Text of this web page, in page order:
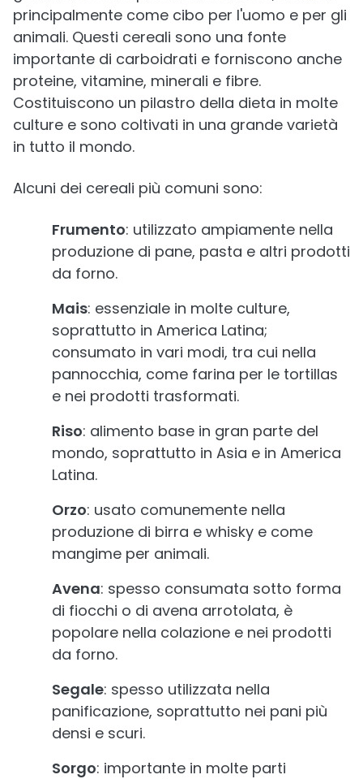
principalmente come cibo per l'uomo e per gli
animali. Questi cereali sono una fonte
importante di carboidrati e forniscono anche
proteine, vitamine, minerali e fibre.
Costituiscono un pilastro della dieta in molte
culture e sono coltivati in una grande varietà
in tutto il mondo.
Alcuni dei cereali più comuni sono:
Frumento: utilizzato ampiamente nella
produzione di pane, pasta e altri prodotti
da forno.
Mais: essenziale in molte culture,
soprattutto in America Latina;
consumato in vari modi, tra cui nella
pannocchia, come farina per le tortillas
e nei prodotti trasformati.
Riso: alimento base in gran parte del
mondo, soprattutto in Asia e in America
Latina.
Orzo: usato comunemente nella
produzione di birra e whisky e come
mangime per animali.
Avena: spesso consumata sotto forma
di fiocchi o di avena arrotolata, è
popolare nella colazione e nei prodotti
da forno.
Segale: spesso utilizzata nella
panificazione, soprattutto nei pani più
densi e scuri.
Sorgo: importante in molte parti